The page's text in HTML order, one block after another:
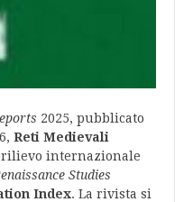
2025, pubblicato
Reti Medievali
internazionale
Studies
Index. La rivista si